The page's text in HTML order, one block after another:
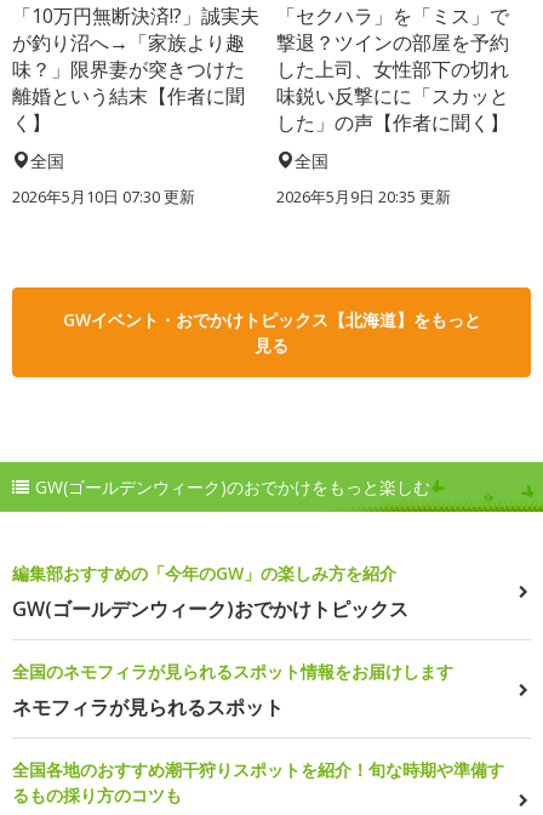
「10万円無断決済!?」誠実夫
が釣り沼へ→「家族より趣
味？」限界妻が突きつけた
離婚という結末【作者に聞
く】
全国
2026年5月10日 07:30 更新
「セクハラ」を「ミス」で
撃退？ツインの部屋を予約
した上司、女性部下の切れ
味鋭い反撃にに「スカッと
した」の声【作者に聞く】
全国
2026年5月9日 20:35 更新
GWイベント・おでかけトピックス【北海道】をもっと
見る
GW(ゴールデンウィーク)のおでかけをもっと楽しむ
編集部おすすめの「今年のGW」の楽しみ方を紹介
GW(ゴールデンウィーク)おでかけトピックス
全国のネモフィラが見られるスポット情報をお届けします
ネモフィラが見られるスポット
全国各地のおすすめ潮干狩りスポットを紹介！旬な時期や準備す
るもの採り方のコツも